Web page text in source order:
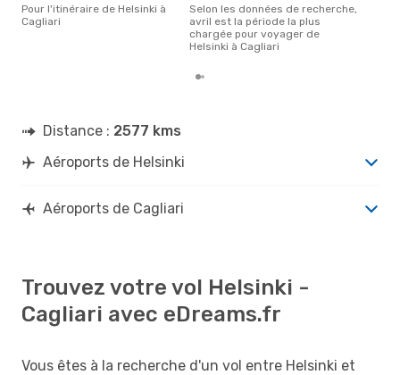
Pour l'itinéraire de Helsinki à
Cagliari
Selon les données de recherche,
avril est la période la plus
chargée pour voyager de
Helsinki à Cagliari
Distance : 2577 kms
Aéroports de Helsinki
Aéroports de Cagliari
Trouvez votre vol Helsinki -
Cagliari avec eDreams.fr
Vous êtes à la recherche d'un vol entre Helsinki et